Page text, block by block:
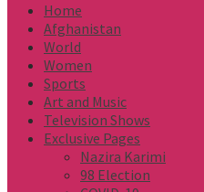
Home
Afghanistan
World
Women
Sports
Art and Music
Television Shows
Exclusive Pages
Nazira Karimi
98 Election